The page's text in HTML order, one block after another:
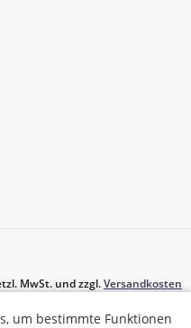
MwSt. und zzgl.Versandkosten
um bestimmte Funktionen
um bestimmte Funktionen